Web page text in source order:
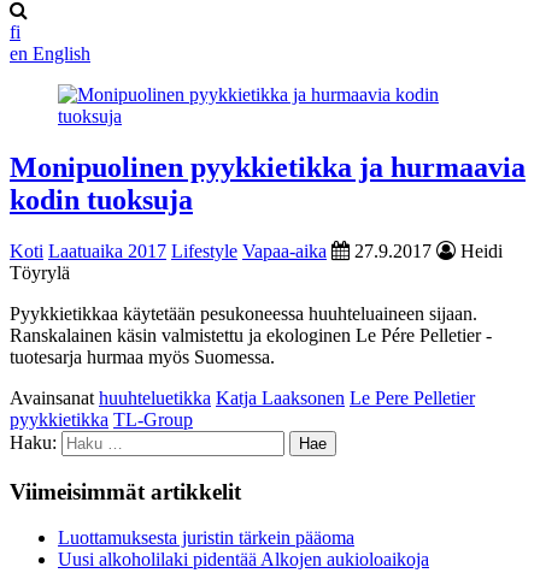
fi
en English
Monipuolinen pyykkietikka ja hurmaavia
kodin tuoksuja
Koti Laatuaika 2017 Lifestyle Vapaa-aika 27.9.2017
Heidi
Töyrylä
Pyykkietikkaa käytetään pesukoneessa huuhteluaineen sijaan.
Ranskalainen käsin valmistettu ja ekologinen Le Pére Pelletier -
tuotesarja hurmaa myös Suomessa.
Avainsanat huuhteluetikka Katja Laaksonen Le Pere Pelletier
pyykkietikka TL-Group
Haku:
Viimeisimmät artikkelit
Luottamuksesta juristin tärkein pääoma
Uusi alkoholilaki pidentää Alkojen aukioloaikoja